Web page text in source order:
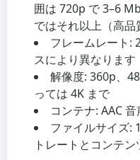
囲は 720p で 3–6
ではそれ以上（高品
フレームレート:
スにより異なります
解像度: 360p、
っては 4K まで
コンテナ: AAC
ファイルサイズ:
トレートとコンテ